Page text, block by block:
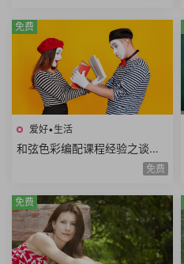
爱好•生活
和弦色彩编配课程经验之谈伴
奏方法高级和弦编曲解析扒谱
免费
免费
免费